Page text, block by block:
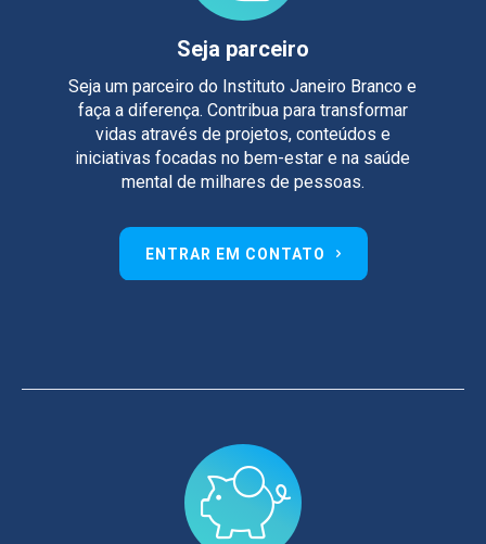
Seja parceiro
Seja um parceiro do Instituto Janeiro Branco e
faça a diferença. Contribua para transformar
vidas através de projetos, conteúdos e
iniciativas focadas no bem-estar e na saúde
mental de milhares de pessoas.
ENTRAR EM CONTATO